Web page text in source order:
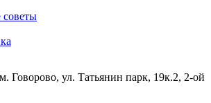
советы
Говорово, ул. Татьянин парк, 19к.2, 2-ой